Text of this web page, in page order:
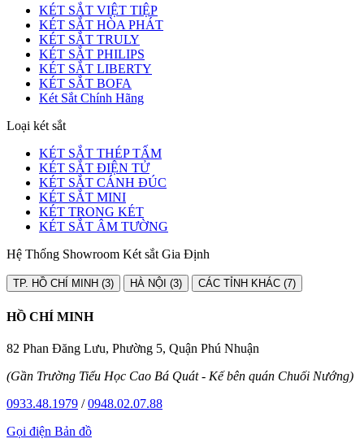
KÉT SẮT VIỆT TIỆP
KÉT SẮT HÒA PHÁT
KÉT SẮT TRULY
KÉT SẮT PHILIPS
KÉT SẮT LIBERTY
KÉT SẮT BOFA
Két Sắt Chính Hãng
Loại két sắt
KÉT SẮT THÉP TẤM
KÉT SẮT ĐIỆN TỬ
KÉT SẮT CÁNH ĐÚC
KÉT SẮT MINI
KÉT TRONG KÉT
KÉT SẮT ÂM TƯỜNG
Hệ Thống Showroom Két sắt Gia Định
TP. HỒ CHÍ MINH (3) HÀ NỘI (3) CÁC TỈNH KHÁC (7)
HỒ CHÍ MINH
82 Phan Đăng Lưu, Phường 5, Quận Phú Nhuận
(Gần Trường Tiểu Học Cao Bá Quát - Kế bên quán Chuối Nướng)
0933.48.1979 /0948.02.07.88
Gọi điện Bản đồ